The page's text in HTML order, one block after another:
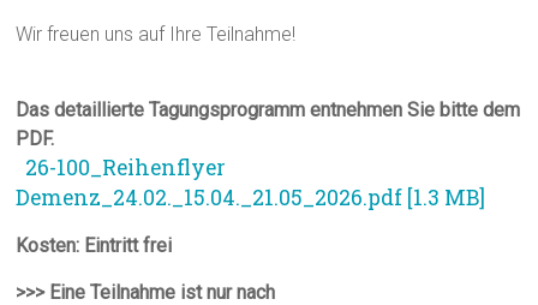
Wir freuen uns auf Ihre Teilnahme!
Das detaillierte Tagungsprogramm entnehmen Sie bitte dem
PDF.
26-100_Reihenflyer
Demenz_24.02._15.04._21.05_2026.pdf [1.3 MB]
Kosten: Eintritt frei
>>> Eine Teilnahme ist nur nach